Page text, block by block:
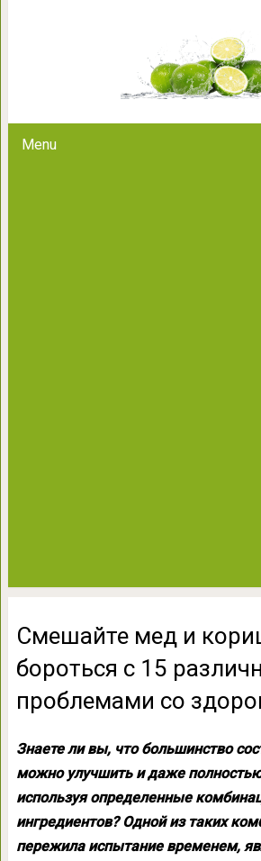
Menu
Смешайте мед и
бороться с 15
проблемами со
Знаете ли вы, что большинство
можно улучшить и даже
используя определенные
ингредиентов? Одной из таких
пережила испытание временем,